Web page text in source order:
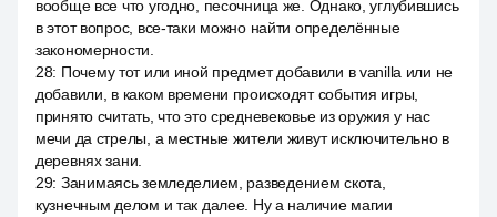
вообще все что угодно, песочница же. Однако, углубившись
в этот вопрос, все-таки можно найти определённые
закономерности.
28: Почему тот или иной предмет добавили в vanilla или не
добавили, в каком времени происходят события игры,
принято считать, что это средневековье из оружия у нас
мечи да стрелы, а местные жители живут исключительно в
деревнях зани.
29: Занимаясь земледелием, разведением скота,
кузнечным делом и так далее. Ну а наличие магии